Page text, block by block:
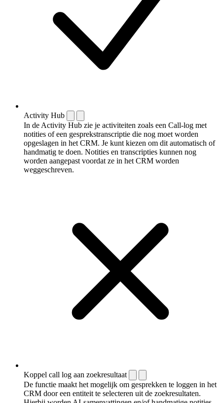
Activity Hub
In de Activity Hub zie je activiteiten zoals een Call-log met
notities of een gespreks­transcriptie die nog moet worden
opgeslagen in het CRM. Je kunt kiezen om dit automatisch of
handmatig te doen. Notities en transcripties kunnen nog
worden aangepast voordat ze in het CRM worden
weggeschreven.
Koppel call log aan zoekresultaat
De functie maakt het mogelijk om gesprekken te loggen in het
CRM door een entiteit te selecteren uit de zoekresultaten.